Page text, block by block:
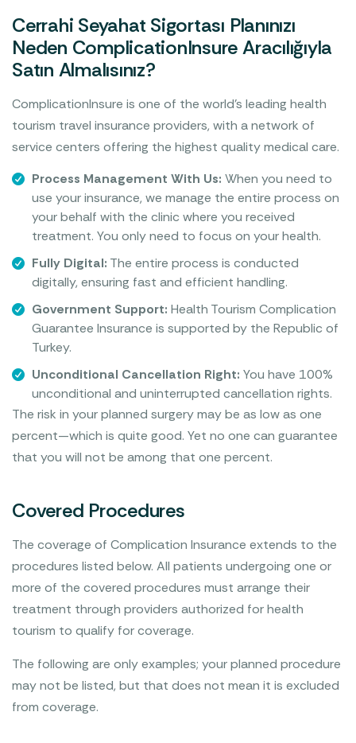
Cerrahi Seyahat Sigortası Planınızı
Neden ComplicationInsure Aracılığıyla
Satın Almalısınız?
ComplicationInsure is one of the world’s leading health
tourism travel insurance providers, with a network of
service centers offering the highest quality medical care.
Process Management With Us: When you need to
use your insurance, we manage the entire process on
your behalf with the clinic where you received
treatment. You only need to focus on your health.
Fully Digital: The entire process is conducted
digitally, ensuring fast and efficient handling.
Government Support: Health Tourism Complication
Guarantee Insurance is supported by the Republic of
Turkey.
Unconditional Cancellation Right: You have 100%
unconditional and uninterrupted cancellation rights.
The risk in your planned surgery may be as low as one
percent—which is quite good. Yet no one can guarantee
that you will not be among that one percent.
Covered Procedures
The coverage of Complication Insurance extends to the
procedures listed below. All patients undergoing one or
more of the covered procedures must arrange their
treatment through providers authorized for health
tourism to qualify for coverage.
The following are only examples; your planned procedure
may not be listed, but that does not mean it is excluded
from coverage.